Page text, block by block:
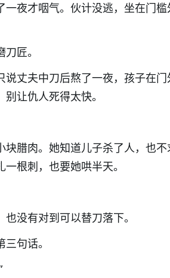
夜才咽气。伙计没逃，坐在门
匠。
丈夫中刀后熬了一夜，孩子在门
让仇人死得太快。
块腊肉。她知道儿子杀了人，也
根刺，也要她哄半天。
没有对到可以替刀落下。
句话。